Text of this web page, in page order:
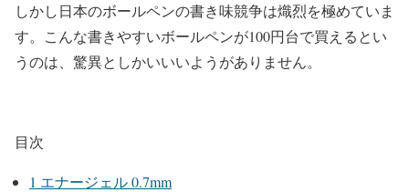
しかし日本のボールペンの書き味競争は熾烈を極めていま
す。こんな書きやすいボールペンが100円台で買えるとい
うのは、驚異としかいいいようがありません。
目次
1 エナージェル 0.7mm